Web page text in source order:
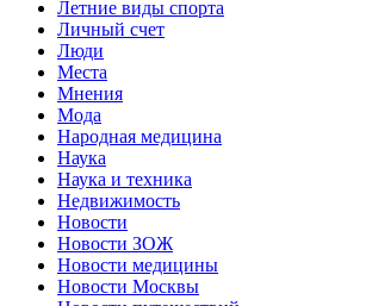
Летние виды спорта
Личный счет
Люди
Места
Мнения
Мода
Народная медицина
Наука
Наука и техника
Недвижимость
Новости
Новости ЗОЖ
Новости медицины
Новости Москвы